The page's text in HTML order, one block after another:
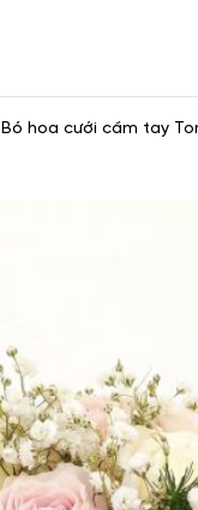
Bó hoa cưới cầm tay